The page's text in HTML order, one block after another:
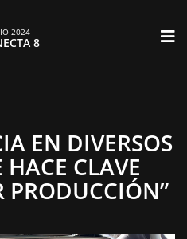
2024
8
EN DIVERSOS
CLAVE
PRODUCCIÓN”